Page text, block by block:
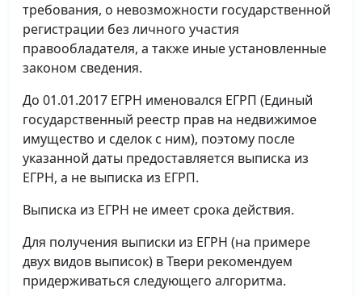
требования, о невозможности государственной
регистрации без личного участия
правообладателя, а также иные установленные
законом сведения.
До 01.01.2017 ЕГРН именовался ЕГРП (Единый
государственный реестр прав на недвижимое
имущество и сделок с ним), поэтому после
указанной даты предоставляется выписка из
ЕГРН, а не выписка из ЕГРП.
Выписка из ЕГРН не имеет срока действия.
Для получения выписки из ЕГРН (на примере
двух видов выписок) в Твери рекомендуем
придерживаться следующего алгоритма.